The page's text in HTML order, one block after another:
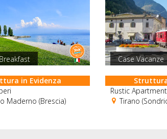
in Evidenza
Maderno (Brescia)
Case Vacanze
Rustic
Tirano